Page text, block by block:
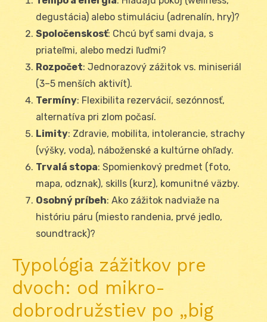
degustácia) alebo stimuláciu (adrenalín, hry)?
Spoločenskosť: Chcú byť sami dvaja, s
priateľmi, alebo medzi ľuďmi?
Rozpočet: Jednorazový zážitok vs. miniseriál
(3–5 menších aktivít).
Termíny: Flexibilita rezervácií, sezónnosť,
alternatíva pri zlom počasí.
Limity: Zdravie, mobilita, intolerancie, strachy
(výšky, voda), náboženské a kultúrne ohľady.
Trvalá stopa: Spomienkový predmet (foto,
mapa, odznak), skills (kurz), komunitné väzby.
Osobný príbeh: Ako zážitok nadviaže na
históriu páru (miesto randenia, prvé jedlo,
soundtrack)?
Typológia zážitkov pre
dvoch: od mikro-
dobrodružstiev po „big